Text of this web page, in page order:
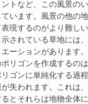
トなど、この風景の
います。風景の他の
現するのがより難し
されている草地には
ーションがあります
リゴンを作成するのは
ゴンに単純化する過
失われます。これは
とそれらは地物全体